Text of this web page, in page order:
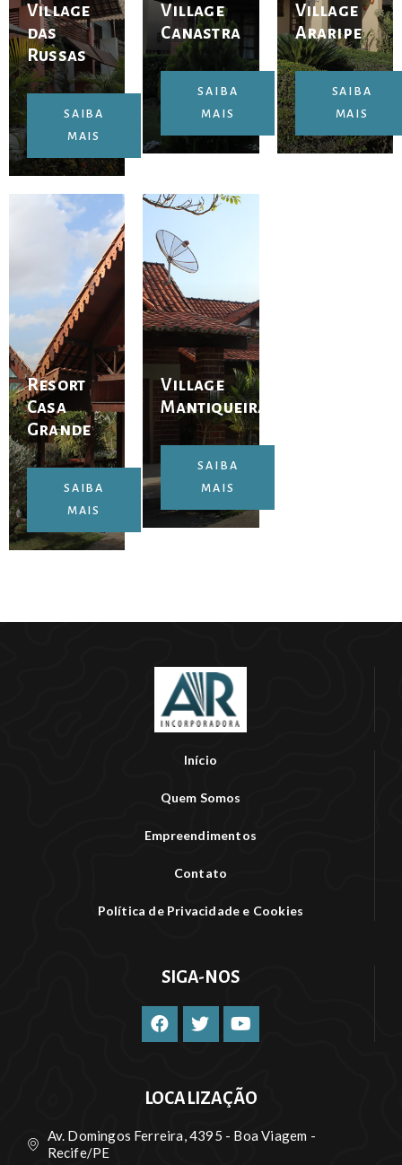
Village
das
Russas
SAIBA
MAIS
Village
Canastra
SAIBA
MAIS
Village
Araripe
SAIBA
MAIS
Resort
Casa
Grande
SAIBA
MAIS
Village
Mantiqueira
SAIBA
MAIS
Início
Quem Somos
Empreendimentos
Contato
Política de Privacidade e Cookies
SIGA-NOS
LOCALIZAÇÃO
Av. Domingos Ferreira, 4395 - Boa Viagem -
Recife/PE